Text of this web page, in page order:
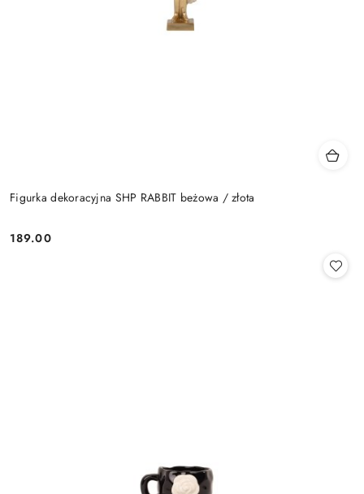
Figurka dekoracyjna SHP RABBIT beżowa / złota
Cena:
189.00